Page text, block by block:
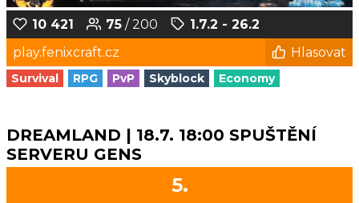
10 421 75 / 200
1.7.2 - 26.2
play.fenixcraft.cz
Hlasovat
Survival RPG PvP Skyblock Economy
DREAMLAND | 18.7. 18:00 SPUŠTĚNÍ
SERVERU GENS
5.